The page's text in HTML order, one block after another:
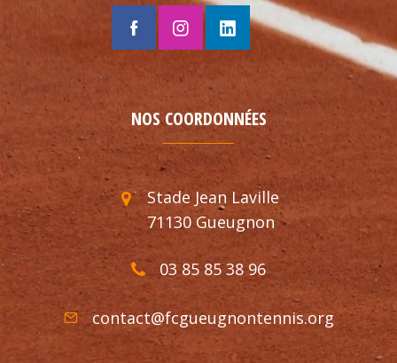
NOS COORDONNÉES
Stade Jean Laville
71130 Gueugnon
03 85 85 38 96
contact@fcgueugnontennis.org